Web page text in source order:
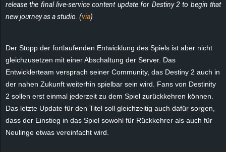
release the final live-service content update for Destiny 2 to begin that
new journey as a studio. (via)
Der Stopp der fortlaufenden Entwicklung des Spiels ist aber nicht
gleichzusetzen mit einer Abschaltung der Server. Das
Entwicklerteam versprach seiner Community, das Destiny 2 auch in
der nahen Zukunft weiterhin spielbar sein wird. Fans von Destinity
2 sollen erst einmal jederzeit zu dem Spiel zurückkehren können.
Das letzte Update für den Titel soll gleichzeitig auch dafür sorgen,
dass der Einstieg in das Spiel sowohl für Rückkehrer als auch für
Neulinge etwas vereinfacht wird.